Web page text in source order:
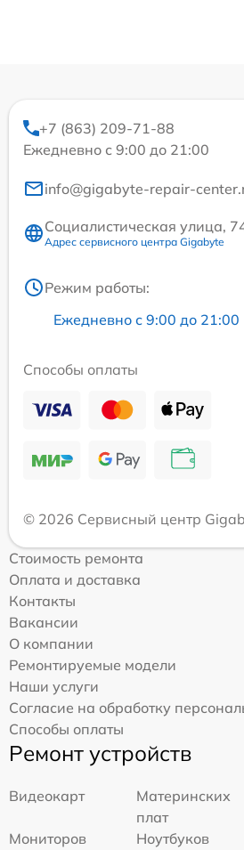
+7 (863) 209-71-88
Ежедневно с 9:00 до 21:00
info@gigabyte-repair-
Социалистическая улица,
Адрес сервисного центра Gigabyte
Режим работы:
Ежедневно с 9:00 до 21:00
Способы оплаты
© 2026 Сервисный центр
Стоимость ремонта
Оплата и доставка
Контакты
Вакансии
О компании
Ремонтируемые модели
Наши услуги
Согласие на обработку
Способы оплаты
Ремонт устройств
Видеокарт
Материнских
плат
Мониторов
Ноутбуков